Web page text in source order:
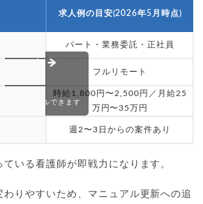
求人例の目安(2026年5月時点)
パート・業務委託・正社員
フルリモート
時給1,800円〜2,500円／月給25
万円〜35万円
週2〜3日からの案件あり
スクロールできます
いる看護師が即戦力になります。
りやすいため、マニュアル更新への追